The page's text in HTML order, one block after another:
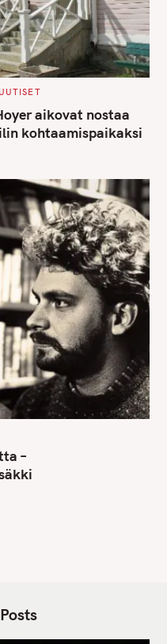
UUTISET
aikovat nostaa
kohtaamispaikaksi
–